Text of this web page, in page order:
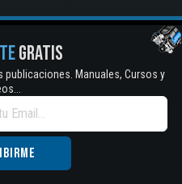
GRATIS
publicaciones. Manuales, Cursos y